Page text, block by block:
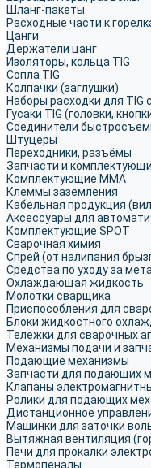
Шланг-пакеты
Расходные части к
Цанги
Держатели цанг
Изоляторы, кольца TIG
Сопла TIG
Колпачки (заглушки)
Наборы расходки для TIG
Гусаки TIG (головки,
Соединители
Штуцеры
Переходники, разъёмы
Запчасти и
Комплектующие ММА
Клеммы заземления
Кабельная продукция
Аксессуары для
Комплектующие SPOT
Сварочная химия
Спрей (от налипания
Средства по уходу за
Охлаждающая жидкость
Молотки сварщика
Приспособления для
Блоки жидкостного
Тележки для сварочных
Механизмы подачи и
Подающие механизмы
Запчасти для подающих
Клапаны
Ролики для подающих
Дистанционное
Машинки для заточки
Вытяжная вентиляция
Печи для прокалки
Термопеналы